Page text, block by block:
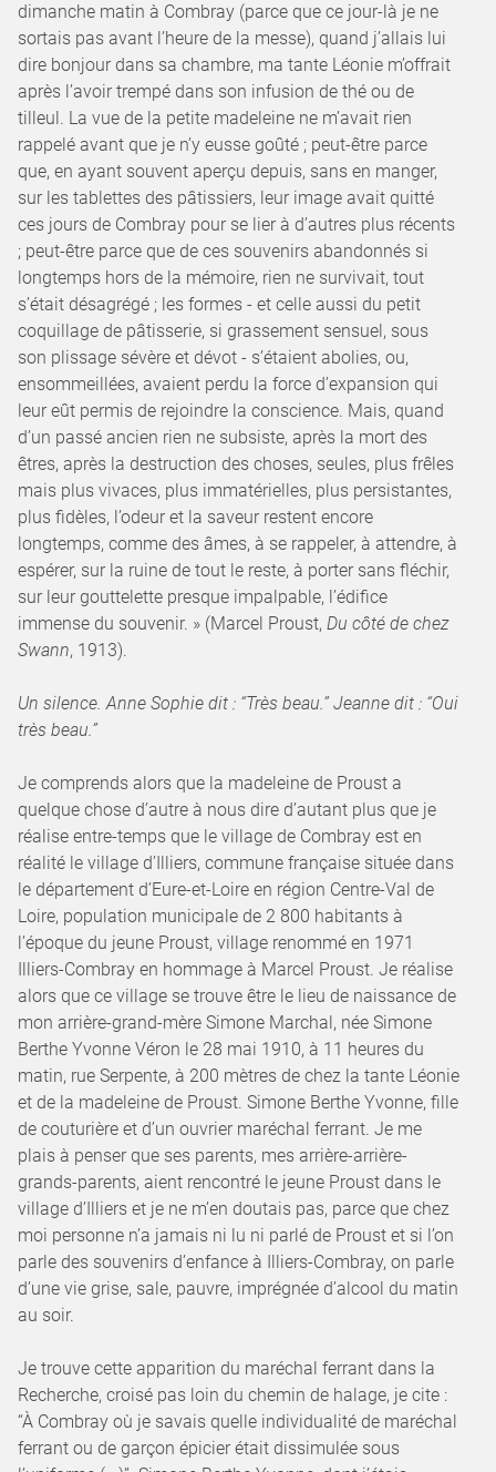
dimanche matin à Combray (parce que ce jour-là je ne
sortais pas avant l’heure de la messe), quand j’allais lui
dire bonjour dans sa chambre, ma tante Léonie m’offrait
après l’avoir trempé dans son infusion de thé ou de
tilleul. La vue de la petite madeleine ne m’avait rien
rappelé avant que je n’y eusse goûté ; peut-être parce
que, en ayant souvent aperçu depuis, sans en manger,
sur les tablettes des pâtissiers, leur image avait quitté
ces jours de Combray pour se lier à d’autres plus récents
; peut-être parce que de ces souvenirs abandonnés si
longtemps hors de la mémoire, rien ne survivait, tout
s’était désagrégé ; les formes - et celle aussi du petit
coquillage de pâtisserie, si grassement sensuel, sous
son plissage sévère et dévot - s’étaient abolies, ou,
ensommeillées, avaient perdu la force d’expansion qui
leur eût permis de rejoindre la conscience. Mais, quand
d’un passé ancien rien ne subsiste, après la mort des
êtres, après la destruction des choses, seules, plus frêles
mais plus vivaces, plus immatérielles, plus persistantes,
plus fidèles, l’odeur et la saveur restent encore
longtemps, comme des âmes, à se rappeler, à attendre, à
espérer, sur la ruine de tout le reste, à porter sans fléchir,
sur leur gouttelette presque impalpable, l’édifice
immense du souvenir. » (Marcel Proust, Du côté de chez
Swann, 1913).
Un silence. Anne Sophie dit : “Très beau.” Jeanne dit : “Oui
très beau.”
Je comprends alors que la madeleine de Proust a
quelque chose d’autre à nous dire d’autant plus que je
réalise entre-temps que le village de Combray est en
réalité le village d’Illiers, commune française située dans
le département d’Eure-et-Loire en région Centre-Val de
Loire, population municipale de 2 800 habitants à
l’époque du jeune Proust, village renommé en 1971
Illiers-Combray en hommage à Marcel Proust. Je réalise
alors que ce village se trouve être le lieu de naissance de
mon arrière-grand-mère Simone Marchal, née Simone
Berthe Yvonne Véron le 28 mai 1910, à 11 heures du
matin, rue Serpente, à 200 mètres de chez la tante Léonie
et de la madeleine de Proust. Simone Berthe Yvonne, fille
de couturière et d’un ouvrier maréchal ferrant. Je me
plais à penser que ses parents, mes arrière-arrière-
grands-parents, aient rencontré le jeune Proust dans le
village d’Illiers et je ne m’en doutais pas, parce que chez
moi personne n’a jamais ni lu ni parlé de Proust et si l’on
parle des souvenirs d’enfance à Illiers-Combray, on parle
d’une vie grise, sale, pauvre, imprégnée d’alcool du matin
au soir.
Je trouve cette apparition du maréchal ferrant dans la
Recherche, croisé pas loin du chemin de halage, je cite :
“À Combray où je savais quelle individualité de maréchal
ferrant ou de garçon épicier était dissimulée sous